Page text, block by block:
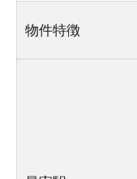
物件特徴